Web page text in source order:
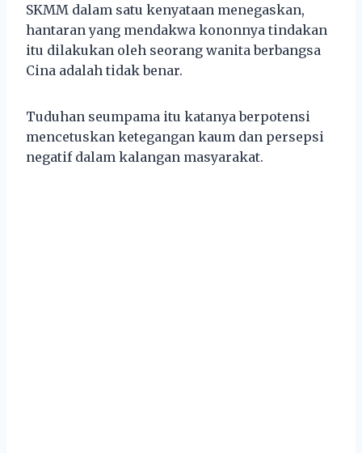
SKMM dalam satu kenyataan menegaskan,
hantaran yang mendakwa kononnya tindakan
itu dilakukan oleh seorang wanita berbangsa
Cina adalah tidak benar.
Tuduhan seumpama itu katanya berpotensi
mencetuskan ketegangan kaum dan persepsi
negatif dalam kalangan masyarakat.